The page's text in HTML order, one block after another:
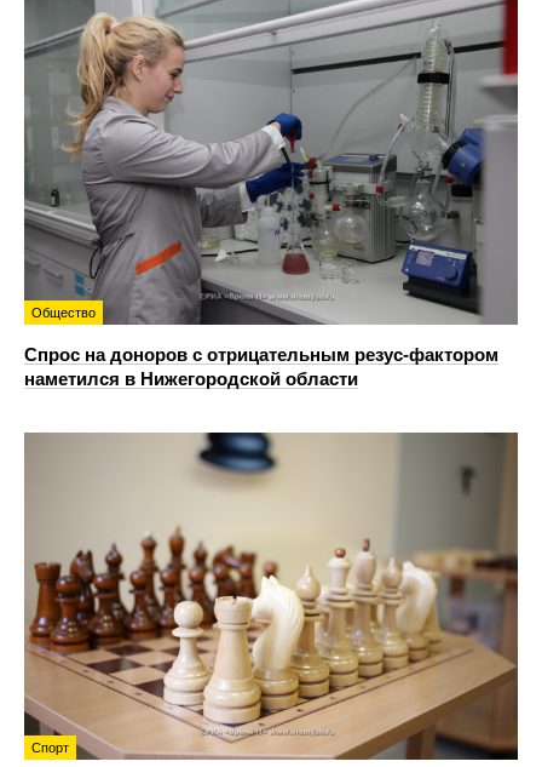
Общество
Спрос на доноров с отрицательным резус-фактором
наметился в Нижегородской области
Спорт